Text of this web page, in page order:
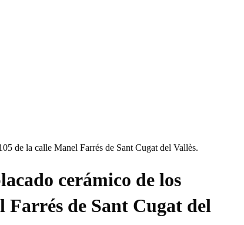
de la calle Manel Farrés de Sant Cugat del Vallès.
cerámico de los
Farrés de Sant Cugat del